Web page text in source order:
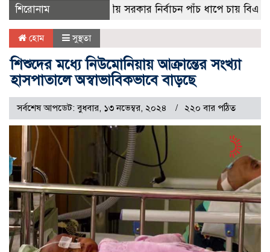
শিরোনাম স্থানীয় সরকার নির্বাচন পাঁচ ধাপে চায় বিএনপি
হোম সুস্থতা
শিশুদের মধ্যে নিউমোনিয়ায় আক্রান্তের সংখ্যা
হাসপাতালে অস্বাভাবিকভাবে বাড়ছে
সর্বশেষ আপডেট: বুধবার, ১৩ নভেম্বর, ২০২৪ ২২০ বার পঠিত